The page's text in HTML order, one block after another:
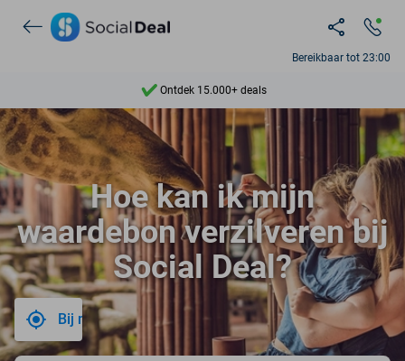
Bereikbaar tot 23:00
Ontdek 15.000+ deals
7 dagen per week beschikbaar
10+ miljoen leden
9,4
Ontdek 15.000+ deals
Hoe kan ik mijn
waardebon verzilveren bij
Social Deal?
Bij mij in de buurt